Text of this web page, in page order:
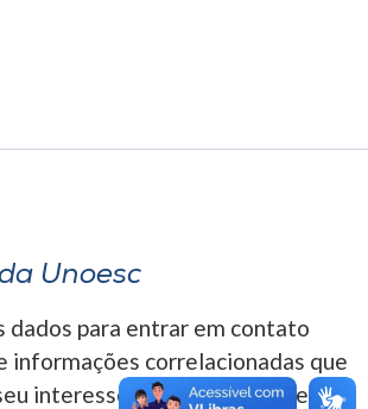
Unoesc
dados para entrar em contato
informações correlacionadas que
interesse. Você pode cancelar o